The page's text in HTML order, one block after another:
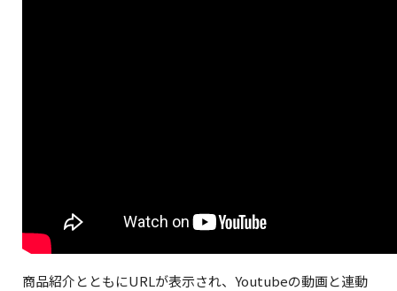
商品紹介とともにURLが表示され、Youtubeの動画と連動